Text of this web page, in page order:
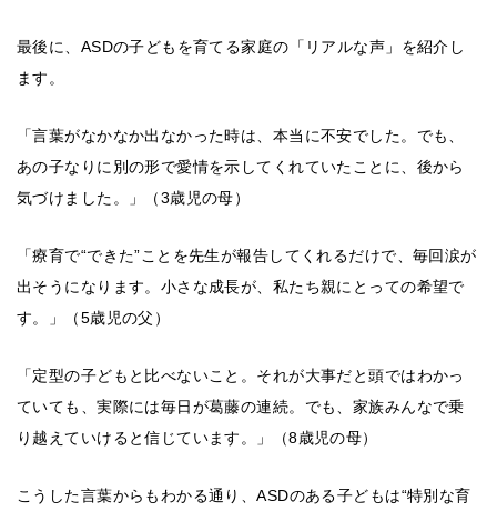
最後に、ASDの子どもを育てる家庭の「リアルな声」を紹介し
ます。
「言葉がなかなか出なかった時は、本当に不安でした。でも、
あの子なりに別の形で愛情を示してくれていたことに、後から
気づけました。」（3歳児の母）
「療育で“できた”ことを先生が報告してくれるだけで、毎回涙が
出そうになります。小さな成長が、私たち親にとっての希望で
す。」（5歳児の父）
「定型の子どもと比べないこと。それが大事だと頭ではわかっ
ていても、実際には毎日が葛藤の連続。でも、家族みんなで乗
り越えていけると信じています。」（8歳児の母）
こうした言葉からもわかる通り、ASDのある子どもは“特別な育